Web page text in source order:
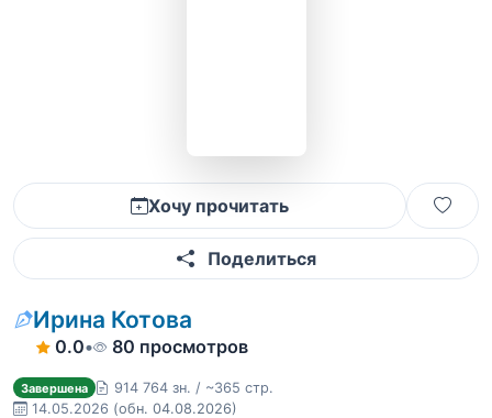
Хочу прочитать
Поделиться
Ирина Котова
0.0• 80 просмотров
Завершена
914 764 зн. / ~365 стр.
14.05.2026 (обн. 04.08.2026)